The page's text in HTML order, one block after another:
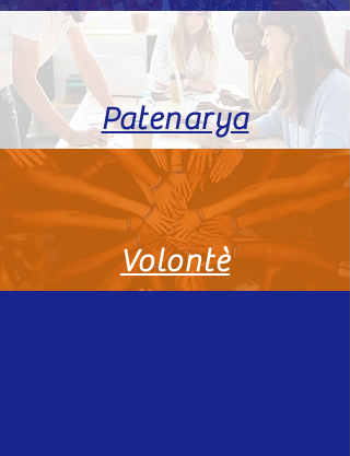
Patenarya
Volontè